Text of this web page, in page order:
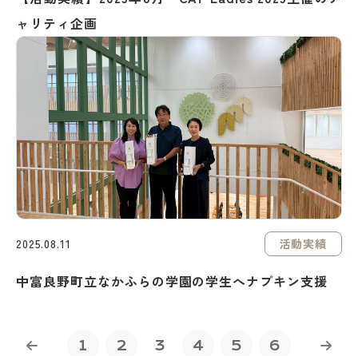
ャリティ企画
2025.08.11 活動実績
中富良野町立なかふらの学園の学生へナプキン支援
1 2 3 4 5 6